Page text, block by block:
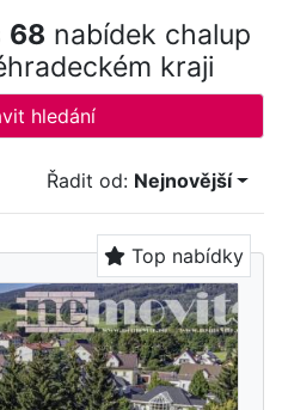
68 nabídek chalup
kraji
hledání
Řadit od: Nejnovější
Top nabídky